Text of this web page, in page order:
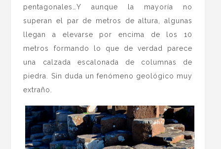
pentagonales…Y aunque la mayoría no
superan el par de metros de altura, algunas
llegan a elevarse por encima de los 10
metros formando lo que de verdad parece
una calzada escalonada de columnas de
piedra. Sin duda un fenómeno geológico muy
extraño.